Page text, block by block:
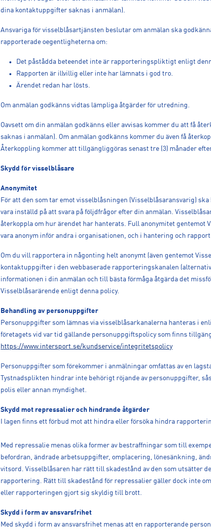
dina kontaktuppgifter saknas i anmälan).
Ansvariga för visselblåsartjänsten beslutar om anmälan ska
rapporterade oegentligheterna om:
Det påstådda beteendet inte är rapporteringspliktigt enligt
Rapporten är illvillig eller inte har lämnats i god tro.
Ärendet redan har lösts.
Om anmälan godkänns vidtas lämpliga åtgärder för utredning.
Oavsett om din anmälan godkänns eller avvisas kommer du att få
saknas i anmälan). Om anmälan godkänns kommer du även få
Återkoppling kommer att tillgängliggöras senast tre (3) månader
Skydd för visselblåsare
Anonymitet
För att den som tar emot visselblåsningen (Visselblåsaransvarig)
vara inställd på att svara på följdfrågor efter din anmälan.
återkoppla om hur ärendet har hanterats. Full anonymitet gentemot
vara anonym inför andra i organisationen, och i hantering och
Om du vill rapportera in någonting helt anonymt (även gentemot
kontaktuppgifter i den webbaserade rapporteringskanalen
informationen i din anmälan och till bästa förmåga åtgärda det
Visselblåsarärende enligt denna policy.
Behandling av personuppgifter
Personuppgifter som lämnas via visselblåsarkanalerna hanteras i
företagets vid var tid gällande personuppgiftspolicy som finns
https://www.intersport.se/kundservice/integritetspolicy
Personuppgifter som förekommer i anmälningar omfattas av en
Tystnadsplikten hindrar inte behörigt röjande av personuppgifter,
polis eller annan myndighet.
Skydd mot repressalier och hindrande åtgärder
I lagen finns ett förbud mot att hindra eller försöka hindra
Med repressalie menas olika former av bestraffningar som till
befordran, ändrade arbetsuppgifter, omplacering, lönesänkning,
vitsord. Visselblåsaren har rätt till skadestånd av den som utsätter
rapportering. Rätt till skadestånd för repressalier gäller dock inte
eller rapporteringen gjort sig skyldig till brott.
Skydd i form av ansvarsfrihet
Med skydd i form av ansvarsfrihet menas att en rapporterande